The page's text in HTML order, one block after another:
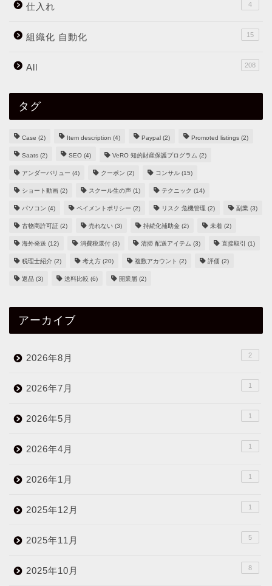
仕入れ 4
組織化 自動化 15
All 208
タグ
Case (2) Item description (4) Paypal (2) Promoted listings (2)
Saats (2) SEO (4) VeRO 知的財産保護プログラム (2)
アンダーバリュー (4) クーポン (2) コンサル (15)
ショート動画 (2) スクール生の声 (1) テクニック (14)
パソコン (4) ペイメントポリシー (2) リスク 危機管理 (2) 副業 (3)
古物商許可証 (2) 売れない (3) 持続化補助金 (2) 未着 (2)
海外発送 (12) 消費税還付 (3) 清掃 配送アイテム (3) 直接取引 (1)
税理士紹介 (2) 考え方 (20) 複数アカウント (2) 評価 (2)
返品 (3) 送料比較 (6) 開業届 (2)
アーカイブ
2026年8月 2
2026年7月 1
2026年5月 1
2026年4月 1
2026年1月 1
2025年12月 1
2025年11月 5
2025年10月 8